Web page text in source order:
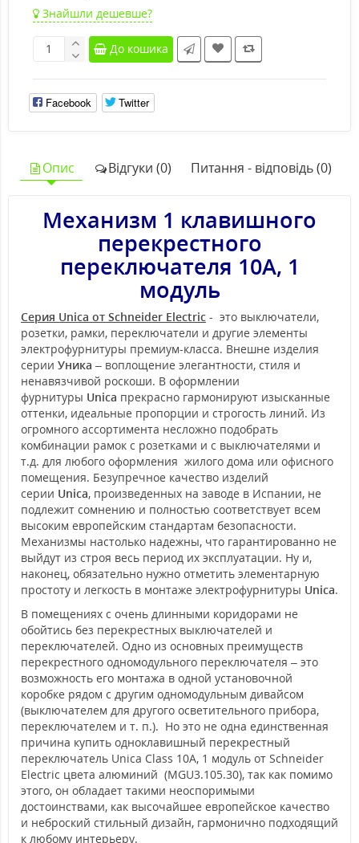
Знайшли дешевше?
До кошика
Facebook Twitter
Опис Відгуки (0) Питання - відповідь (0)
Механизм 1 клавишного
перекрестного
переключателя 10А, 1
модуль
Серия Unica от Schneider Electric - это выключатели,
розетки, рамки, переключатели и другие элементы
электрофурнитуры премиум-класса. Внешне изделия
серии Уника – воплощение элегантности, стиля и
ненавязчивой роскоши. В оформлении
фурнитуры Unica прекрасно гармонируют изысканные
оттенки, идеальные пропорции и строгость линий. Из
огромного ассортимента несложно подобрать
комбинации рамок с розетками и с выключателями и
т.д. для любого оформления жилого дома или офисного
помещения. Безупречное качество изделий
серии Unica, произведенных на заводе в Испании, не
подлежит сомнению и полностью соответствует всем
высоким европейским стандартам безопасности.
Механизмы настолько надежны, что гарантированно не
выйдут из строя весь период их эксплуатации. Ну и,
наконец, обязательно нужно отметить элементарную
простоту и легкость в монтаже электрофурнитуры Unica.
В помещениях с очень длинными коридорами не
обойтись без перекрестных выключателей и
переключателей. Одно из основных преимуществ
перекрестного одномодульного переключателя – это
возможность его монтажа в одной установочной
коробке рядом с другим одномодульным дивайсом
(выключателем для другого осветительного прибора,
переключателем и т. п.). Но это не одна единственная
причина купить одноклавишный перекрестный
переключатель Unica Class 10А, 1 модуль от Schneider
Electric цвета алюминий (MGU3.105.30), так как помимо
этого, он обладает такими неоспоримыми
достоинствами, как высочайшее европейское качество
и неброский стильный дизайн, гармонично подходящий
к любому интерьеру.